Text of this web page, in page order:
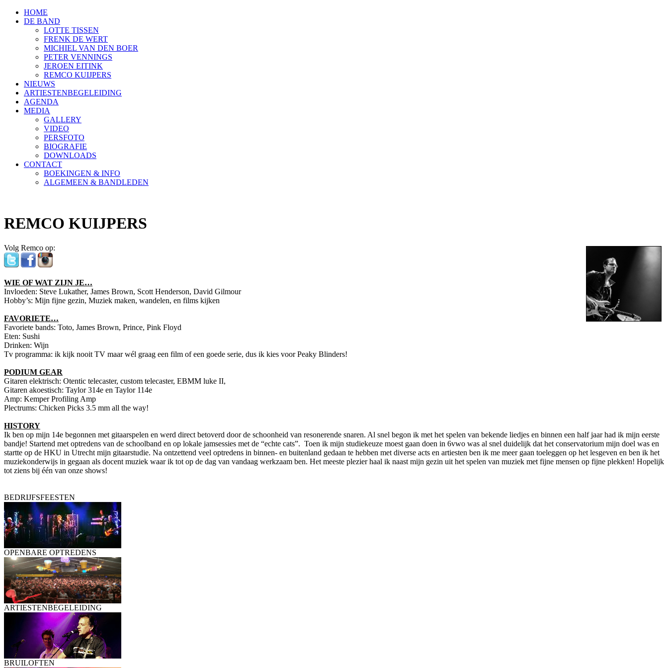
HOME
DE BAND
LOTTE TISSEN
FRENK DE WERT
MICHIEL VAN DEN BOER
PETER VENNINGS
JEROEN EITINK
REMCO KUIJPERS
NIEUWS
ARTIESTENBEGELEIDING
AGENDA
MEDIA
GALLERY
VIDEO
PERSFOTO
BIOGRAFIE
DOWNLOADS
CONTACT
BOEKINGEN & INFO
ALGEMEEN & BANDLEDEN
REMCO KUIJPERS
Volg Remco op:
WIE OF WAT ZIJN JE…
Invloeden: Steve Lukather, James Brown, Scott Henderson, David Gilmour
Hobby’s: Mijn fijne gezin, Muziek maken, wandelen, en films kijken
FAVORIETE…
Favoriete bands: Toto, James Brown, Prince, Pink Floyd
Eten: Sushi
Drinken: Wijn
Tv programma: ik kijk nooit TV maar wél graag een film of een goede serie, dus ik kies voor Peaky Blinders!
PODIUM GEAR
Gitaren elektrisch: Otentic telecaster, custom telecaster, EBMM luke II,
Gitaren akoestisch: Taylor 314e en Taylor 114e
Amp: Kemper Profiling Amp
Plectrums: Chicken Picks 3.5 mm all the way!
HISTORY
Ik ben op mijn 14e begonnen met gitaarspelen en werd direct betoverd door de schoonheid van resonerende snaren. Al snel begon ik met het spelen van bekende liedjes en binnen een half jaar had ik mijn eerste
bandje! Startend met optredens van de schoolband en op lokale jamsessies met de “echte cats”. Toen ik mijn studiekeuze moest gaan doen in 6vwo was al snel duidelijk dat het conservatorium mijn doel was en
startte op de HKU in Utrecht mijn gitaarstudie. Na ontzettend veel optredens in binnen- en buitenland gedaan te hebben met diverse acts en artiesten ben ik me meer gaan toeleggen op het lesgeven en ben ik het
muziekonderwijs in gegaan als docent muziek waar ik tot op de dag van vandaag werkzaam ben. Het meeste plezier haal ik naast mijn gezin uit het spelen van muziek met fijne mensen op fijne plekken! Hopelijk
tot ziens bij één van onze shows!
BEDRIJFSFEESTEN
OPENBARE OPTREDENS
ARTIESTENBEGELEIDING
BRUILOFTEN